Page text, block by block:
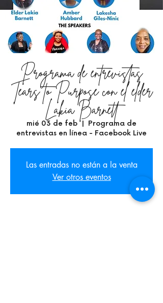
Programa de entrevistas
Tears to Purpose con el élder
Lakia Barnett
mié 03 de feb
  |
Programa de
entrevistas en línea - Facebook Live
Las entradas no están a la venta
Ver otros eventos